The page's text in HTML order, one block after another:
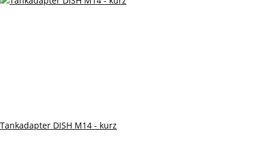
Tankadapter DISH M14 - kurz